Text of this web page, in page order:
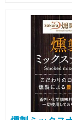
ント / あまおう苺ミルク ※本返礼
部分(製品完成
ています。 ■商品サイズ ・内容量：110ml ・カップ
外寸：直径 φ77mm ×
155mm × 横 235mm ×
ルギー】 卵、
麦、くるみ、
ゴ、オレンジ
を原材料にし
表示内容に関